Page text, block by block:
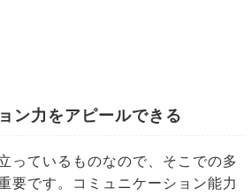
ン力をアピールできる
っているものなので、そこでの多
要です。コミュニケーション能力